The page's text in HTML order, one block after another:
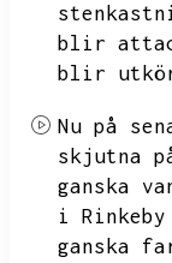
blir
blir
Nu på
skjutna
ganska
i
ganska